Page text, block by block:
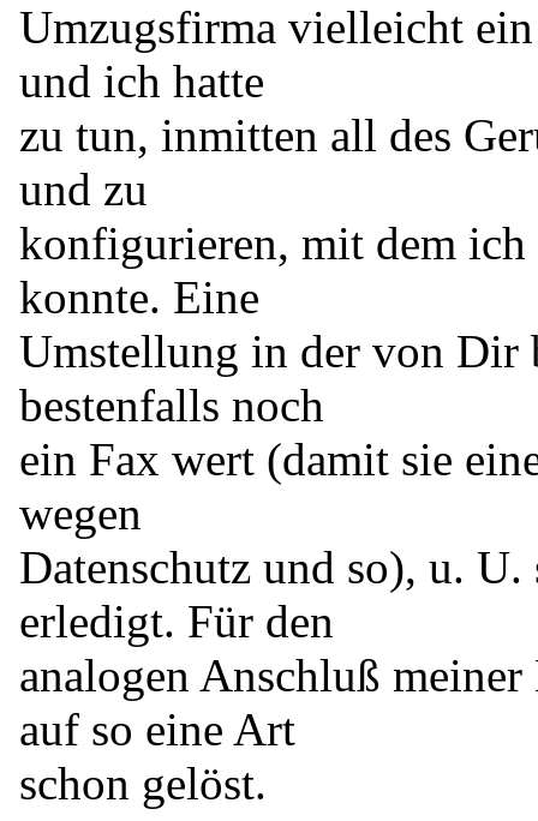
Umzugsfirma vielleicht
und ich hatte
zu tun, inmitten all des
und zu
konfigurieren, mit dem ich
konnte. Eine
Umstellung in der von Dir
bestenfalls noch
ein Fax wert (damit sie
wegen
Datenschutz und so), u.
erledigt. Für den
analogen Anschluß
auf so eine Art
schon gelöst.